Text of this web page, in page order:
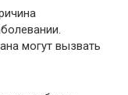
могут вызвать